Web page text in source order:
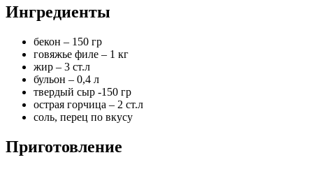
Ингредиенты
бекон – 150 гр
говяжье филе – 1 кг
жир – 3 ст.л
бульон – 0,4 л
твердый сыр -150 гр
острая горчица – 2 ст.л
соль, перец по вкусу
Приготовление